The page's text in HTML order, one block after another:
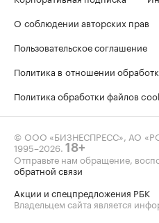
О соблюдении авторских прав
Пользовательское соглашение
Политика в отношении
Политика обработки файлов
© ООО «БИЗНЕСПРЕСС», АО
1995–2026 18+
Отправьте нам обращение,
обратной связи
Акции и спецпредложения РБК
Владельцем сайта является